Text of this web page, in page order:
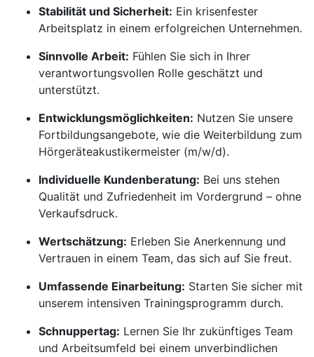
Stabilität und Sicherheit: Ein krisenfester
Arbeitsplatz in einem erfolgreichen Unternehmen.
Sinnvolle Arbeit: Fühlen Sie sich in Ihrer
verantwortungsvollen Rolle geschätzt und
unterstützt.
Entwicklungsmöglichkeiten: Nutzen Sie unsere
Fortbildungsangebote, wie die Weiterbildung zum
Hörgeräteakustikermeister (m/w/d).
Individuelle Kundenberatung: Bei uns stehen
Qualität und Zufriedenheit im Vordergrund – ohne
Verkaufsdruck.
Wertschätzung: Erleben Sie Anerkennung und
Vertrauen in einem Team, das sich auf Sie freut.
Umfassende Einarbeitung: Starten Sie sicher mit
unserem intensiven Trainingsprogramm durch.
Schnuppertag: Lernen Sie Ihr zukünftiges Team
und Arbeitsumfeld bei einem unverbindlichen